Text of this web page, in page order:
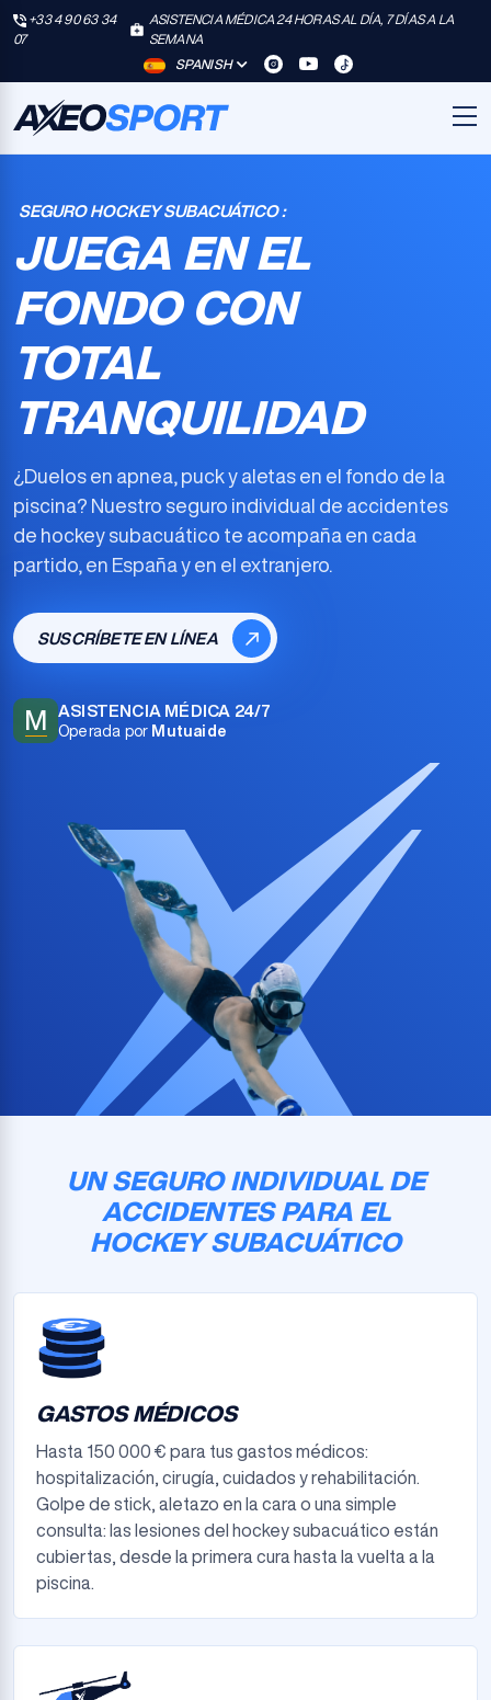
+33 4 90 63 34
07
ASISTENCIA MÉDICA 24 HORAS AL DÍA, 7 DÍAS A LA
SEMANA
SPANISH
SEGURO HOCKEY SUBACUÁTICO :
JUEGA EN EL
FONDO CON
TOTAL
TRANQUILIDAD
¿Duelos en apnea, puck y aletas en el fondo de la
piscina? Nuestro seguro individual de accidentes
de hockey subacuático te acompaña en cada
partido, en España y en el extranjero.
SUSCRÍBETE EN LÍNEA
M ASISTENCIA MÉDICA 24/7
Operada por Mutuaide
UN SEGURO INDIVIDUAL DE
ACCIDENTES PARA EL
HOCKEY SUBACUÁTICO
GASTOS MÉDICOS
Hasta 150 000 € para tus gastos médicos:
hospitalización, cirugía, cuidados y rehabilitación.
Golpe de stick, aletazo en la cara o una simple
consulta: las lesiones del hockey subacuático están
cubiertas, desde la primera cura hasta la vuelta a la
piscina.